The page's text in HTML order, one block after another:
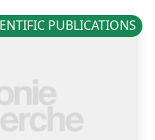
PUBLICATIONS